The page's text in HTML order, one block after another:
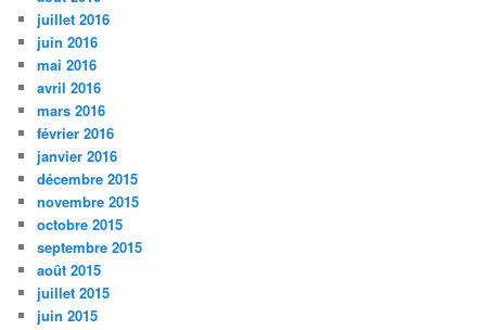
juillet 2016
juin 2016
mai 2016
avril 2016
mars 2016
février 2016
janvier 2016
décembre 2015
novembre 2015
octobre 2015
septembre 2015
août 2015
juillet 2015
juin 2015